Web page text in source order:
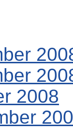
2008